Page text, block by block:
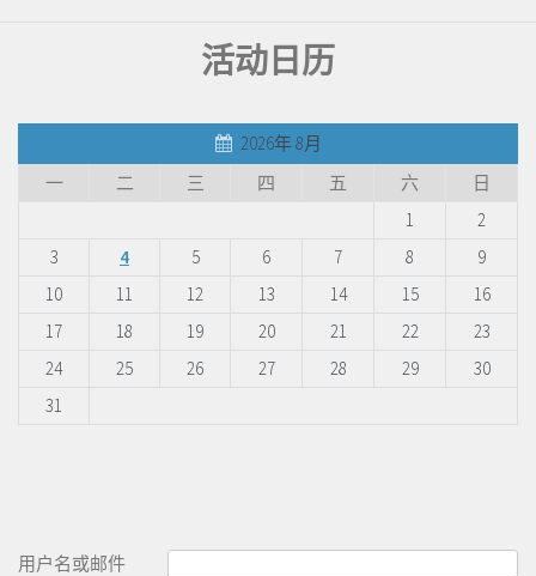
活动日历
2026年 8月
一
二 三 四 五 六
日
1
2
3
4 5 6 7 8
9
10
11 12 13 14 15
16
17
18 19 20 21 22
23
24
25 26 27 28 29
30
31
用户名或邮件